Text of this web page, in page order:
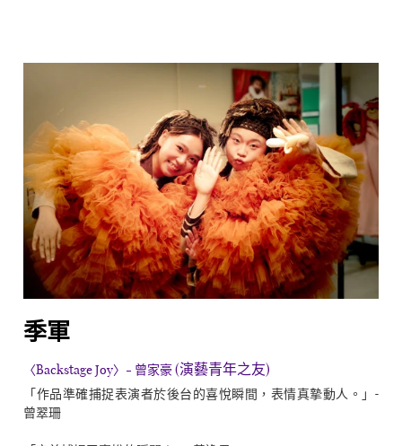
季軍
〈Backstage Joy〉- 曾家豪 (演藝青年之友)
「作品準確捕捉表演者於後台的喜悅瞬間，表情真摯動人。」-
曾翠珊